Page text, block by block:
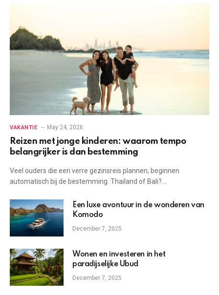
VAKANTIE May 24, 2026
Reizen met jonge kinderen: waarom tempo
belangrijker is dan bestemming
Veel ouders die een verre gezinsreis plannen, beginnen
automatisch bij de bestemming. Thailand of Bali?…
Een luxe avontuur in de wonderen van
Komodo
December 7, 2025
Wonen en investeren in het
paradijselijke Ubud
December 7, 2025